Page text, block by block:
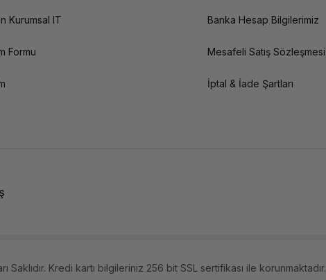
Kurumsal IT
Formu
Banka Hesap Bilgilerimiz
Mesafeli Satış Sözleşmesi
İptal & İade Şartları
Saklıdır. Kredi kartı bilgileriniz 256 bit SSL sertifikası ile korunmaktadır.